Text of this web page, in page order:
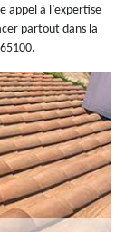
appel à l’expertise
partout dans la